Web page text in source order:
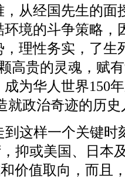
从经国先生的面
境的斗争策略，
，理性务实，了生
高贵的灵魂，赋
成为华人世界150
就政治奇迹的历史
这样一个关键时
抑或美国、日本
价值取向，而且